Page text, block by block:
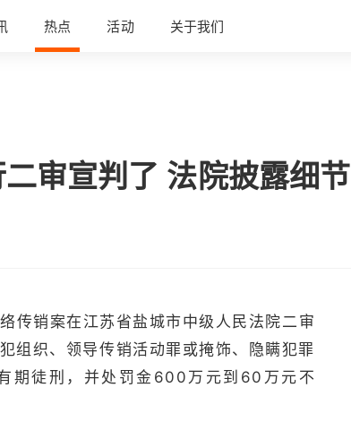
热点 活动 关于我们
审宣判了 法院披露细节
传销案在江苏省盐城市中级人民法院二审
组织、领导传销活动罪或掩饰、隐瞒犯罪
期徒刑，并处罚金600万元到60万元不